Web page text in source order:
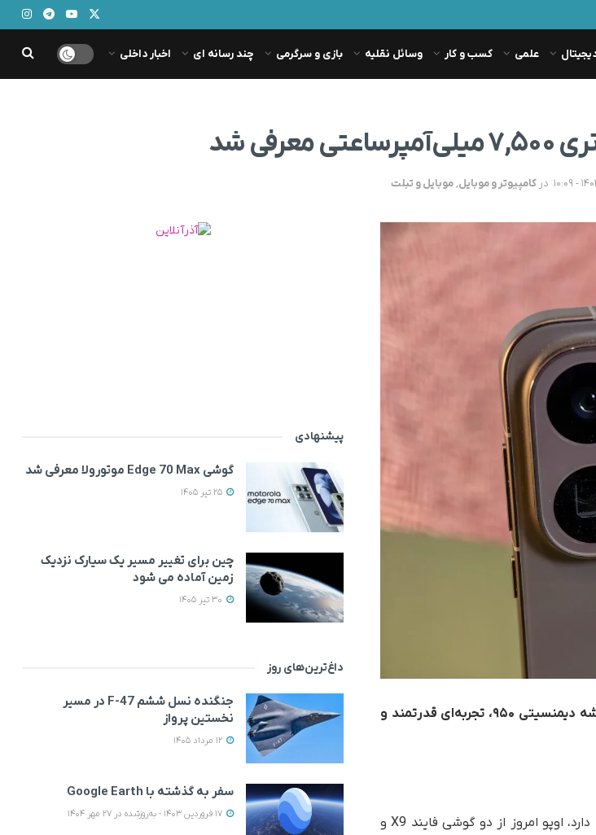
علمی کسب و کار وسائل نقلیه بازی و سرگرمی چند رسانه ای اخبار داخلی
در کامپیوتر و موبایل,موبایل و تبلت
اوپو فایند X9 و X9 پرو با باتری‌های ۷,۰۲۵ و ۷,۵۰۰ میلی‌آمپرساعتی و تراشه دیمنسیتی ۹۵۰، تجربه‌ای قدرتمند و
به گزارش تک‌ناک، درحالی‌که فصل معرفی پرچم‌داران اندرویدی در چین ادامه دارد، اوپو امروز از دو گوشی فایند X9 و
پیشنهادی
گوشی Edge 70 Max موتورولا معرفی شد
چین برای تغییر مسیر یک سیارک نزدیک
زمین آماده می‌ شود
داغ‌ترین‌های روز
جنگنده نسل ششم F-47 در مسیر
نخستین پرواز
سفر به گذشته با Google Earth